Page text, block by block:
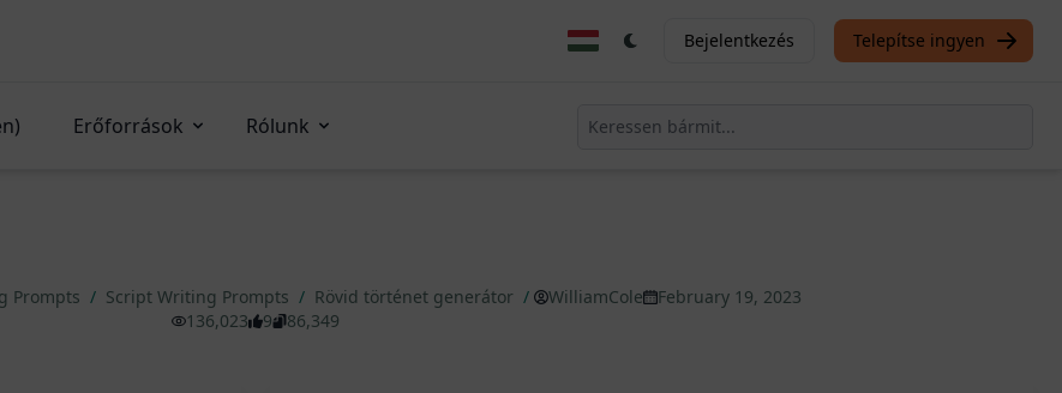
Bejelentkezés Telepítse ingyen
Erőforrások Rólunk
Prompts / Script Writing Prompts / Rövid történet generátor / WilliamCole
February 19, 2023
136,023
9 86,349